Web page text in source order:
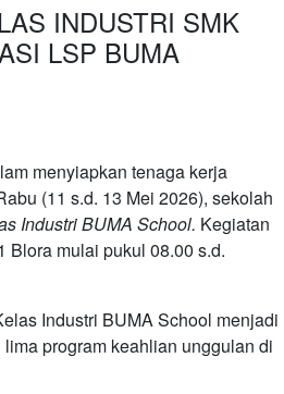
INDUSTRI SMK
LSP BUMA
menyiapkan tenaga kerja
(11 s.d. 13 Mei 2026), sekolah
Industri BUMA School. Kegiatan
Blora mulai pukul 08.00 s.d.
Industri BUMA School menjadi
program keahlian unggulan di